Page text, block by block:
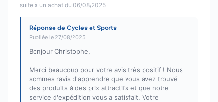
suite à un achat du 06/08/2025
Réponse de Cycles et Sports
Publiée le 27/08/2025
Bonjour Christophe,
Merci beaucoup pour votre avis très positif ! Nous
sommes ravis d'apprendre que vous avez trouvé
des produits à des prix attractifs et que notre
service d'expédition vous a satisfait. Votre